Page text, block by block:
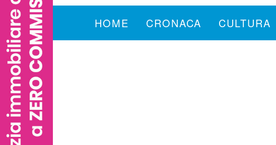
HOME CRONACA CULTURA